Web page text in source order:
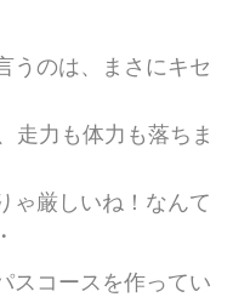
うのは、まさにキセ
走力も体力も落ちま
ゃ厳しいね！なんて
スコースを作ってい